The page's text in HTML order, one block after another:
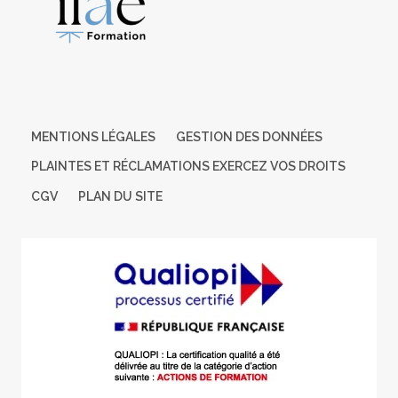
partenaires nationaux préalablement
identifiés contact: Estelle GUERY / mail: eguery@cm-
larochesuryon.fr
MENTIONS LÉGALES GESTION DES DONNÉES
PLAINTES ET RÉCLAMATIONS EXERCEZ VOS DROITS
CGV PLAN DU SITE